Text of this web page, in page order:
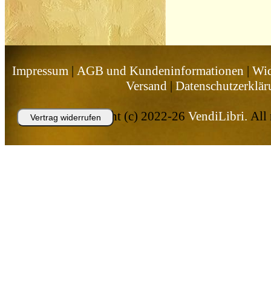
Impressum | AGB und Kundeninformationen |
Versand|
Copyright (c) 2022-26 VendiLibri. All
Vertrag widerrufen